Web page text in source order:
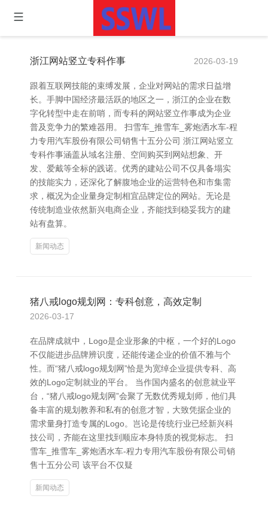
浙江网站竖立专科作事 2026-03-19
跟着互联网技能的束缚发展，企业对网站的需求日益增
长。手脚中国经济最活跃的地区之一，浙江的企业在数
字化转型中走在前哨，而专科的网站竖立作事成为企业
普及竞争力的繁难器用。 扫雪车_推雪车_雾炮洒水车-程
力专用汽车股份有限公司销售十五分公司 浙江网站竖立
专科作事涵盖从域名注册、空间购买到网站想象、开
发、爱戴等全标的践诺。优秀的建站公司不仅具备塌实
的技能实力，还深化了解腹地企业的运营特色和市集需
求，概况为企业量身定制相宜品牌定位的网站。无论是
传统制造业依然新兴电商企业，齐能找到稳妥我方的建
站有盘算。
新闻动态
猪八戒logo规划网：专科创意，高效定制
2026-03-17
在品牌成就中，Logo是企业形象的中枢，一个好的Logo
不仅能进步品牌辨识度，还能传递企业的价值不雅与个
性。而“猪八戒logo规划网”恰是为宽绰企业提供专科、高
效的Logo定制就业的平台。 当作国内盛名的创意就业平
台，“猪八戒logo规划网”会聚了无数优秀规划师，他们具
备丰富的规划教养和私有的创意才智，大致凭据企业的
需求量身打造专属的Logo。岂论是传统行业已经新兴科
技公司，齐能在这里找到顺应本身特质的视觉标志。 扫
雪车_推雪车_雾炮洒水车-程力专用汽车股份有限公司销
售十五分公司 该平台不仅疑
新闻动态